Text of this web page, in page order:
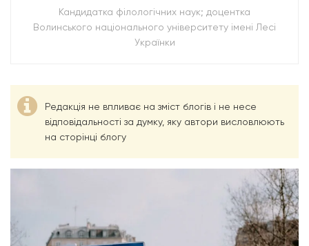
Кандидатка філологічних наук; доцентка
Волинського національного університету імені Лесі
Українки
Редакція не впливає на зміст блогів і не несе
відповідальності за думку, яку автори висловлюють
на сторінці блогу